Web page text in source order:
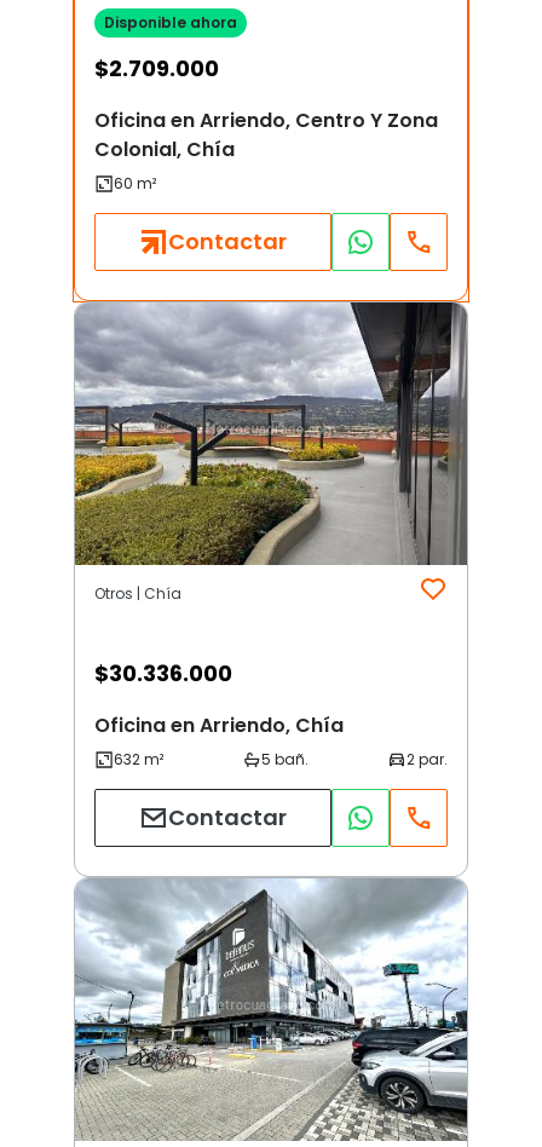
Disponible ahora
$2.709.000
Oficina en Arriendo, Centro Y Zona
Colonial, Chía
Contactar
Otros | Chía
$30.336.000
Oficina en Arriendo, Chía
Contactar